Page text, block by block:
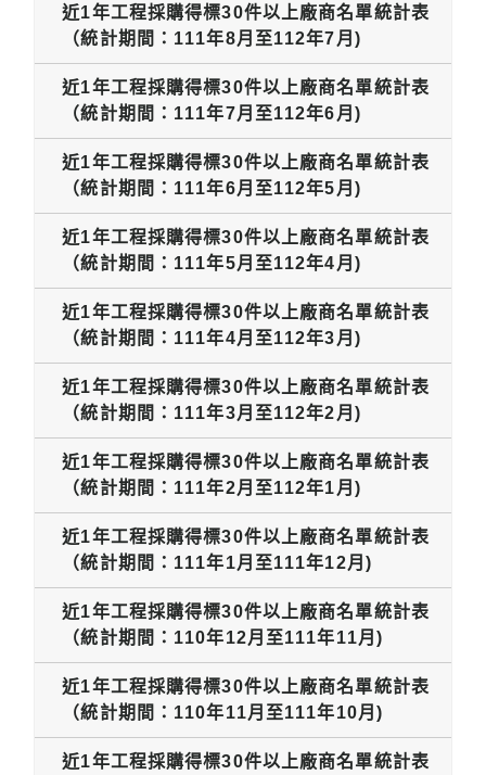
近1年工程採購得標30件以上廠商名單統計表
（統計期間：111年8月至112年7月)
近1年工程採購得標30件以上廠商名單統計表
（統計期間：111年7月至112年6月)
近1年工程採購得標30件以上廠商名單統計表
（統計期間：111年6月至112年5月)
近1年工程採購得標30件以上廠商名單統計表
（統計期間：111年5月至112年4月)
近1年工程採購得標30件以上廠商名單統計表
（統計期間：111年4月至112年3月)
近1年工程採購得標30件以上廠商名單統計表
（統計期間：111年3月至112年2月)
近1年工程採購得標30件以上廠商名單統計表
（統計期間：111年2月至112年1月)
近1年工程採購得標30件以上廠商名單統計表
（統計期間：111年1月至111年12月)
近1年工程採購得標30件以上廠商名單統計表
（統計期間：110年12月至111年11月)
近1年工程採購得標30件以上廠商名單統計表
（統計期間：110年11月至111年10月)
近1年工程採購得標30件以上廠商名單統計表